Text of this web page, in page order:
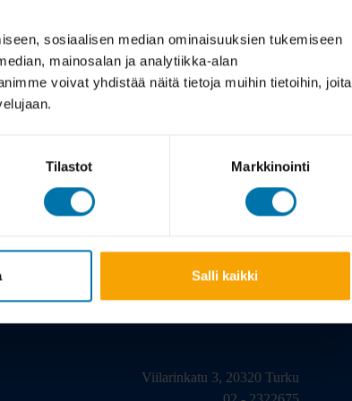
sosiaalisen median ominaisuuksien tukemiseen
mainosalan ja analytiikka-alan
voivat yhdistää näitä tietoja muihin tietoihin, joita
Tilastot Markkinointi
Salli kaikki
Viilarinkatu 3, 20320 Turku